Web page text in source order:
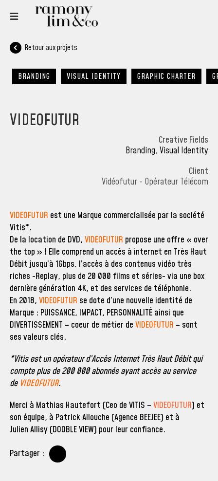
Retour aux projets
BRANDING VISUAL IDENTITY GRAPHIC CHARTER
VIDEOFUTUR
Creative Fields
Branding, Visual Identity
Client
Vidéofutur - Opérateur Télécom
VIDEOFUTUR est une Marque commercialisée par la société
Vitis*.
De la location de DVD, VIDEOFUTUR propose une offre « over
the top » ! Elle comprend un accès à internet en Très Haut
Débit jusqu’à 1Gbps, l’accès à des contenus vidéo très
riches -Replay, plus de 20 000 films et séries- via une box
dernière génération 4K, et des services de téléphonie.
En 2018, VIDEOFUTUR se dote d’une nouvelle identité de
Marque : PUISSANCE, IMPACT, PERSONNALITÉ ainsi que
DIVERTISSEMENT – coeur de métier de VIDEOFUTUR – sont
ses valeurs clés.
*Vitis est un opérateur d’Accès Internet Très Haut Débit qui
compte plus de 200 000 abonnés ayant accès au service
de VIDEOFUTUR.
Merci à Mathias Hautefort (Ceo de VITIS – VIDEOFUTUR) et
son équipe, à Patrick Allouche (Agence BEEJEE) et à
Julien Allisy (DOOBLE VIEW) pour leur confiance.​
Partager :